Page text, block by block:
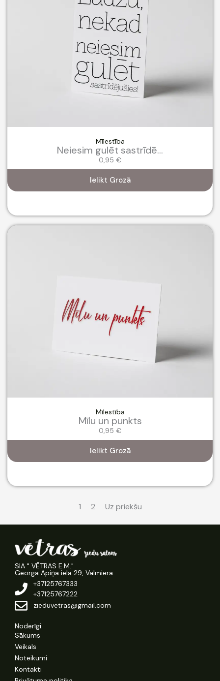
Mīlestība
Neiesim gulēt sastrīdē...
0,95 €
Ielikt Grozā
Mīlestība
Mīlu un punkts
0,95 €
Ielikt Grozā
1 2 Uz priekšu
SIA " VĒTRAS E.M."
Georga Apiņa iela 29, Valmiera
+37125767333
+37125767222
zieduvetras@gmail.com
Noderīgi
Sākums
Veikals
Noteikumi
Kontakti